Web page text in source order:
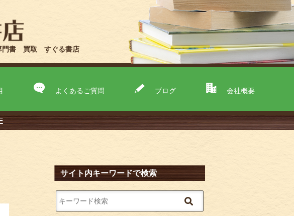
門書 買取 すぐる書店
よくあるご質問 ブログ 会社概要
サイト内キーワードで検索